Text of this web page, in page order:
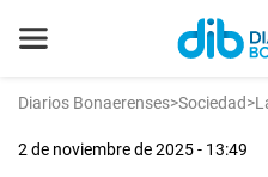
Diarios Bonaerenses>Sociedad>
2 de noviembre de 2025 - 13:49